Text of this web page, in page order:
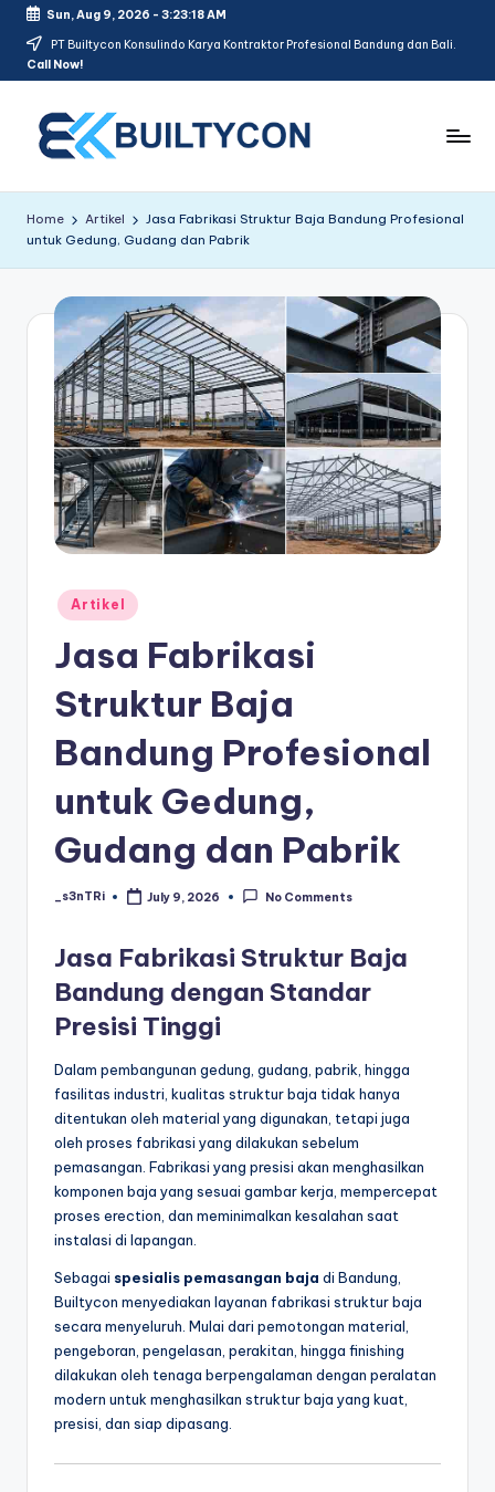
Sun, Aug 9, 2026 - 3:23:19 AM
PT Builtycon Konsulindo Karya Kontraktor Profesional Bandung dan Bali.
Call Now!
Home Artikel
Jasa Fabrikasi Struktur Baja Bandung Profesional
untuk Gedung, Gudang dan Pabrik
Artikel
Jasa Fabrikasi
Struktur Baja
Bandung Profesional
untuk Gedung,
Gudang dan Pabrik
_s3nTRi July 9, 2026 No Comments
Jasa Fabrikasi Struktur Baja
Bandung dengan Standar
Presisi Tinggi
Dalam pembangunan gedung, gudang, pabrik, hingga
fasilitas industri, kualitas struktur baja tidak hanya
ditentukan oleh material yang digunakan, tetapi juga
oleh proses fabrikasi yang dilakukan sebelum
pemasangan. Fabrikasi yang presisi akan menghasilkan
komponen baja yang sesuai gambar kerja, mempercepat
proses erection, dan meminimalkan kesalahan saat
instalasi di lapangan.
Sebagai spesialis pemasangan baja di Bandung,
Builtycon menyediakan layanan fabrikasi struktur baja
secara menyeluruh. Mulai dari pemotongan material,
pengeboran, pengelasan, perakitan, hingga finishing
dilakukan oleh tenaga berpengalaman dengan peralatan
modern untuk menghasilkan struktur baja yang kuat,
presisi, dan siap dipasang.